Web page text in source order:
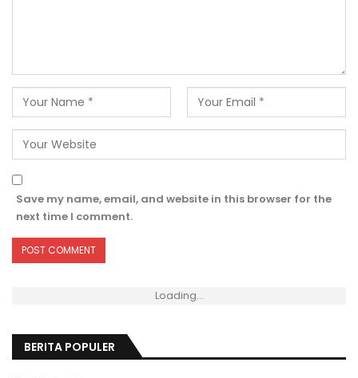
Save my name, email, and website in this browser for the
next time I comment.
Loading...
BERITA POPULER